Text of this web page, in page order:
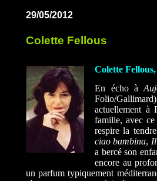
29/05/2012
Colette Fellous
Colette
En écho à
Folio/
actuellement à
famille, avec
respire la
ciao bambina,
a bercé son
encore au
un parfum typiquement